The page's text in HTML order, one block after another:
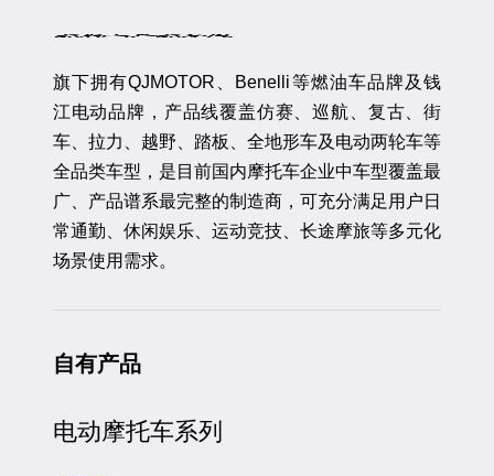
旗下拥有QJMOTOR、Benelli等燃油车品牌及钱
江电动品牌，产品线覆盖仿赛、巡航、复古、街
车、拉力、越野、踏板、全地形车及电动两轮车等
全品类车型，是目前国内摩托车企业中车型覆盖最
广、产品谱系最完整的制造商，可充分满足用户日
常通勤、休闲娱乐、运动竞技、长途摩旅等多元化
场景使用需求。
自有产品
电动摩托车系列